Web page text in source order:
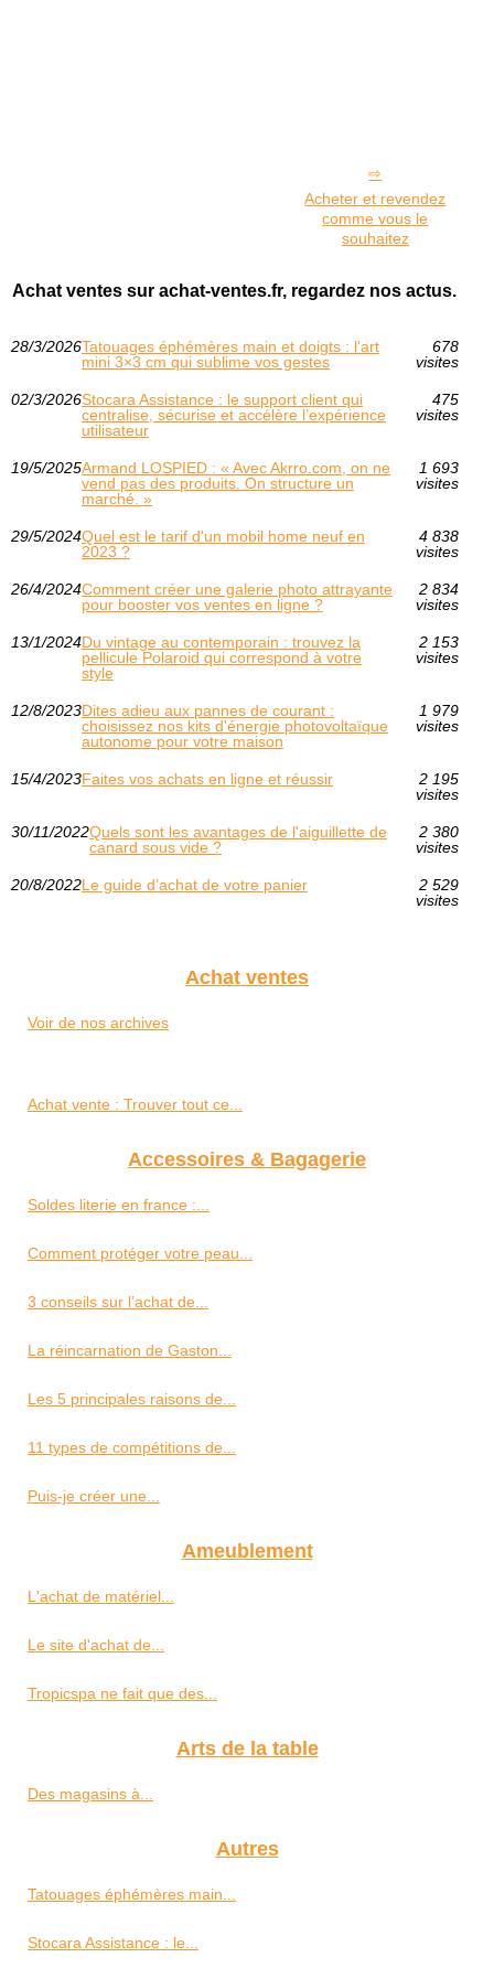
Acheter et revendez
comme vous le
souhaitez
Achat ventes sur achat-ventes.fr, regardez nos actus.
28/3/2026Tatouages éphémères main et doigts : l’art
mini 3×3 cm qui sublime vos gestes
678
visites
02/3/2026Stocara Assistance : le support client qui
centralise, sécurise et accélère l’expérience
utilisateur
475
visites
19/5/2025Armand LOSPIED : « Avec Akrro.com, on ne
vend pas des produits. On structure un
marché. »
1 693
visites
29/5/2024Quel est le tarif d'un mobil home neuf en
2023 ?
4 838
visites
26/4/2024Comment créer une galerie photo attrayante
pour booster vos ventes en ligne ?
2 834
visites
13/1/2024Du vintage au contemporain : trouvez la
pellicule Polaroid qui correspond à votre
style
2 153
visites
12/8/2023Dites adieu aux pannes de courant :
choisissez nos kits d'énergie photovoltaïque
autonome pour votre maison
1 979
visites
15/4/2023Faites vos achats en ligne et réussir
2 195
visites
30/11/2022Quels sont les avantages de l'aiguillette de
canard sous vide ?
2 380
visites
20/8/2022Le guide d’achat de votre panier
2 529
visites
Achat ventes
Voir de nos archives
Achat vente : Trouver tout ce...
Accessoires & Bagagerie
Soldes literie en france :...
Comment protéger votre peau...
3 conseils sur l’achat de...
La réincarnation de Gaston...
Les 5 principales raisons de...
11 types de compétitions de...
Puis-je créer une...
Ameublement
L'achat de matériel...
Le site d'achat de...
Tropicspa ne fait que des...
Arts de la table
Des magasins à...
Autres
Tatouages éphémères main...
Stocara Assistance : le...